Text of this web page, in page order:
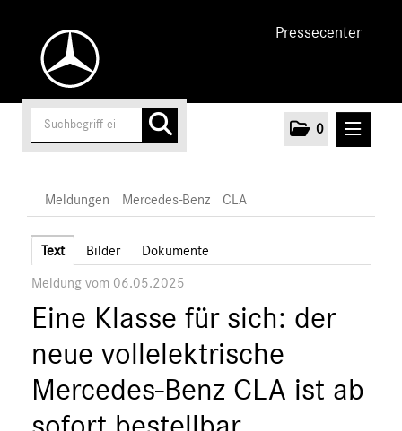
Pressecenter
0
Unternehmen
Cars
AMG
Maybach
Mercedes-Benz
A-Klasse
Meldungen Mercedes-Benz CLA
Text Bilder Dokumente
Meldung vom 06.05.2025
Eine Klasse für sich: der
neue vollelektrische
Mercedes-Benz CLA ist ab